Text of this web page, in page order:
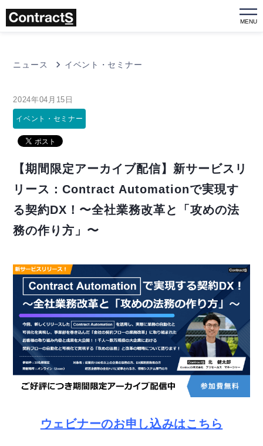
MENU
ニュース イベント・セミナー
2024年04月15日
イベント・セミナー
【期間限定アーカイブ配信】新サービスリ
リース：Contract Automationで実現す
る契約DX！〜全社業務改革と「攻めの法
務の作り方」〜
ウェビナーのお申し込みはこちら